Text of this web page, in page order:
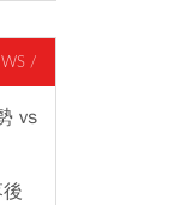
/
vs